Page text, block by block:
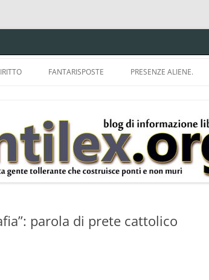
LDA 633.
E
FANTARISPOSTE PRESENZE ALIENE.
parola di prete cattolico